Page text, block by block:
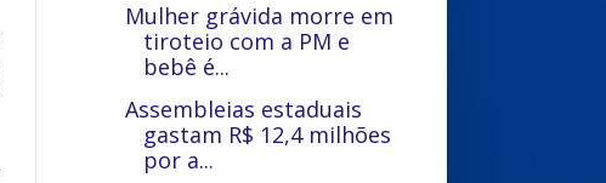
Mulher grávida morre em
tiroteio com a PM e
bebê é...
Assembleias estaduais
gastam R$ 12,4 milhões
por a...